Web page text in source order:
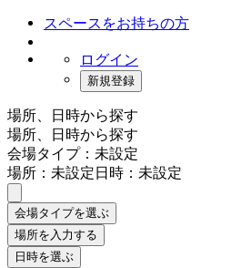
スペースをお持ちの方
ログイン
新規登録
場所、日時から探す
場所、日時から探す
会場タイプ：未設定
場所：未設定日時：未設定
会場タイプを選ぶ
場所を入力する
日時を選ぶ